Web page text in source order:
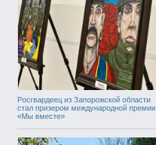
Росгвардеец из Запорожской области
стал призером международной премии
«Мы вместе»